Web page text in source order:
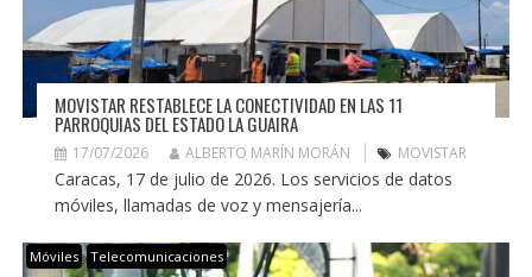
MOVISTAR RESTABLECE LA CONECTIVIDAD EN LAS 11
PARROQUIAS DEL ESTADO LA GUAIRA
17/07/2026 ALBERTO MARÍN MORÁN MOVISTAR
Caracas, 17 de julio de 2026. Los servicios de datos
móviles, llamadas de voz y mensajería...
Móviles Telecomunicaciones